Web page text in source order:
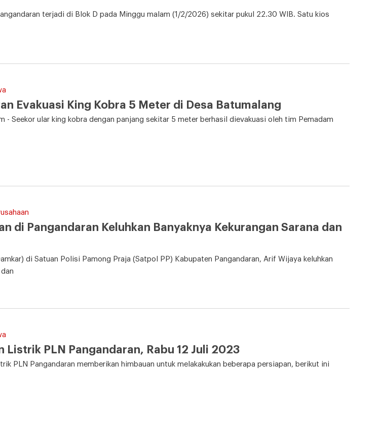
terjadi di Blok D pada Minggu malam (1/2/2026) sekitar pukul 22.30 WIB. Satu kios
Evakuasi King Kobra 5 Meter di Desa Batumalang
- Seekor ular king kobra dengan panjang sekitar 5 meter berhasil dievakuasi oleh tim Pemadam
di Pangandaran Keluhkan Banyaknya Kekurangan Sarana dan
di Satuan Polisi Pamong Praja (Satpol PP) Kabupaten Pangandaran, Arif Wijaya keluhkan
Listrik PLN Pangandaran, Rabu 12 Juli 2023
PLN Pangandaran memberikan himbauan untuk melakakukan beberapa persiapan, berikut ini